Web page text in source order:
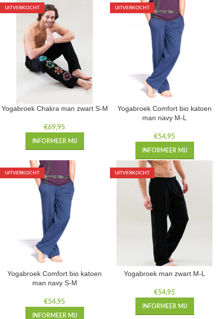
UITVERKOCHT
Yogabroek Chakra man zwart S-M
€69,95
INFORMEER MIJ
UITVERKOCHT
Yogabroek Comfort bio katoen
man navy M-L
€54,95
INFORMEER MIJ
UITVERKOCHT
Yogabroek Comfort bio katoen
man navy S-M
€54,95
INFORMEER MIJ
UITVERKOCHT
Yogabroek man zwart M-L
€54,95
INFORMEER MIJ